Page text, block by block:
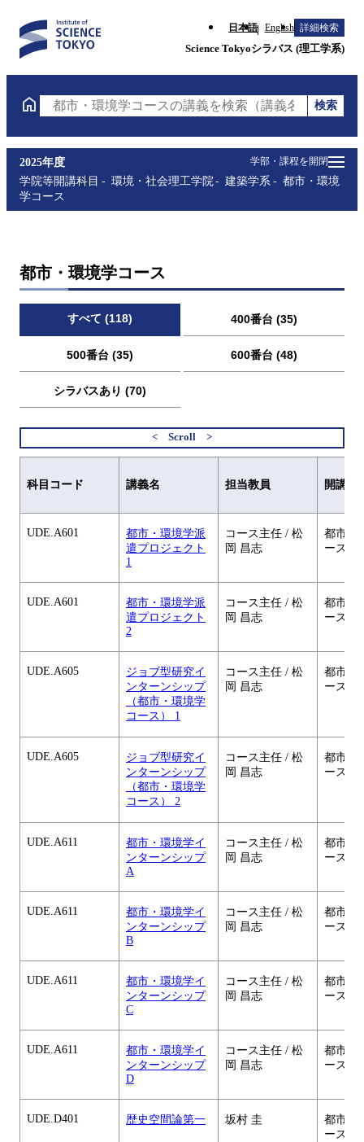
日本語 English 詳細検索
Science Tokyoシラバス (理工学系)
都市・環境学コースの講義を検索（講義名・科目コ
検索
学部・課程を開閉
2025年度
学院等開講科目
環境・社会理工学院 建築学系
都市・環境
学コース
都市・環境学コース
すべて (118) 400番台 (35)
500番台 (35) 600番台 (48)
シラバスあり (70)
科目コード 講義名 担当教員 開講元
UDE.A601
都市・環境学派
遣プロジェクト
1
コース主任 / 松
岡 昌志
都市・
ース
UDE.A601
都市・環境学派
遣プロジェクト
2
コース主任 / 松
岡 昌志
都市・
ース
UDE.A605
ジョブ型研究イ
ンターンシップ
（都市・環境学
コース） 1
コース主任 / 松
岡 昌志
都市・
ース
UDE.A605
ジョブ型研究イ
ンターンシップ
（都市・環境学
コース） 2
コース主任 / 松
岡 昌志
都市・
ース
UDE.A611
都市・環境学イ
ンターンシップ
A
コース主任 / 松
岡 昌志
都市・
ース
UDE.A611
都市・環境学イ
ンターンシップ
B
コース主任 / 松
岡 昌志
都市・
ース
UDE.A611
都市・環境学イ
ンターンシップ
C
コース主任 / 松
岡 昌志
都市・
ース
UDE.A611
都市・環境学イ
ンターンシップ
D
コース主任 / 松
岡 昌志
都市・
ース
UDE.D401 歴史空間論第一 坂村 圭
都市・
ース